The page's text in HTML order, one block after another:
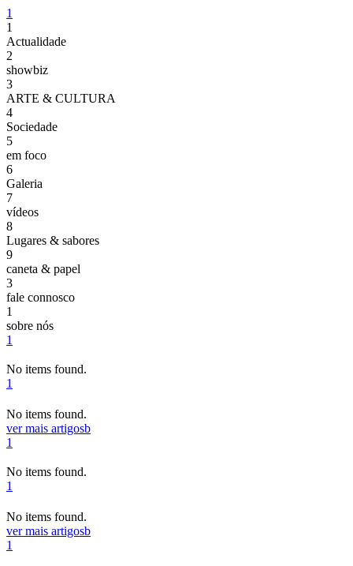
1
1
Actualidade
2
showbiz
3
ARTE & CULTURA
4
Sociedade
5
em foco
6
Galeria
7
vídeos
8
Lugares & sabores
9
caneta & papel
3
fale connosco
1
sobre nós
1
No items found.
1
No items found.
ver mais artigosb
1
No items found.
1
No items found.
ver mais artigosb
1